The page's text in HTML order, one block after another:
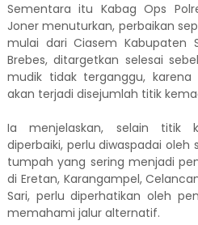
Sementara itu Kabag Ops
Joner menuturkan, perbaikan
mulai dari Ciasem Kabupaten
Brebes, ditargetkan selesai
mudik tidak terganggu,
akan terjadi disejumlah titik
Ia menjelaskan, selain titik
diperbaiki, perlu diwaspadai
tumpah yang sering menjadi
di Eretan, Karangampel,
Sari, perlu diperhatikan oleh
memahami jalur alternatif.